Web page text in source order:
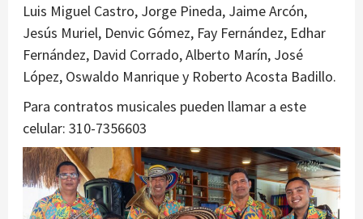
Luis Miguel Castro, Jorge Pineda, Jaime Arcón,
Jesús Muriel, Denvic Gómez, Fay Fernández, Edhar
Fernández, David Corrado, Alberto Marín, José
López, Oswaldo Manrique y Roberto Acosta Badillo.
Para contratos musicales pueden llamar a este
celular: 310-7356603